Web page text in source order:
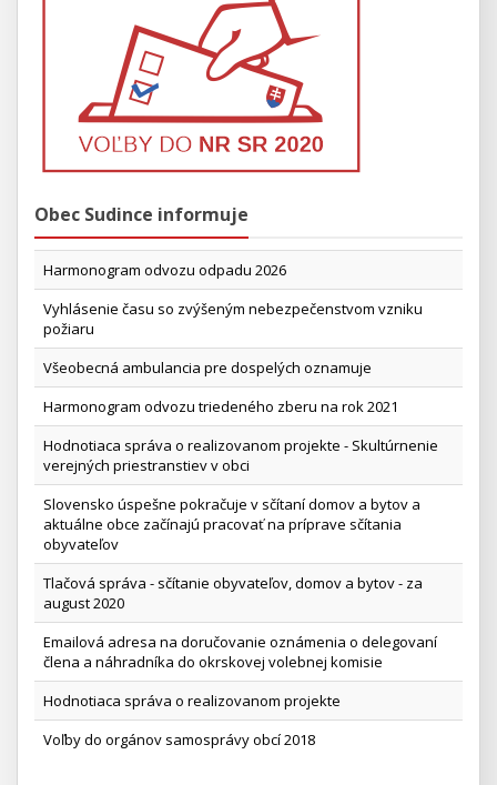
Obec Sudince informuje
Harmonogram odvozu odpadu 2026
Vyhlásenie času so zvýšeným nebezpečenstvom vzniku
požiaru
Všeobecná ambulancia pre dospelých oznamuje
Harmonogram odvozu triedeného zberu na rok 2021
Hodnotiaca správa o realizovanom projekte - Skultúrnenie
verejných priestranstiev v obci
Slovensko úspešne pokračuje v sčítaní domov a bytov a
aktuálne obce začínajú pracovať na príprave sčítania
obyvateľov
Tlačová správa - sčítanie obyvateľov, domov a bytov - za
august 2020
Emailová adresa na doručovanie oznámenia o delegovaní
člena a náhradníka do okrskovej volebnej komisie
Hodnotiaca správa o realizovanom projekte
Voľby do orgánov samosprávy obcí 2018